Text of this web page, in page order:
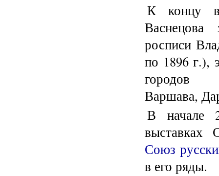
К концу
Васнецова
росписи
по 1896 г.),
городов
Варшава,
В начале
выставках
Союз
в его ряды.